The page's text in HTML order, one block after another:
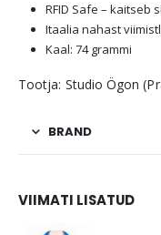
RFID Safe –
Itaalia nahast
Kaal: 74 grammi
Tootja: Studio Ögon
BRAND
VIIMATI LISATUD